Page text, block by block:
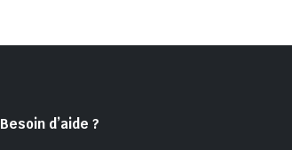
Besoin d’aide ?